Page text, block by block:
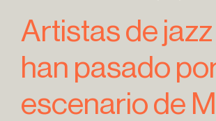
Artistas de
han pasado
escenario de